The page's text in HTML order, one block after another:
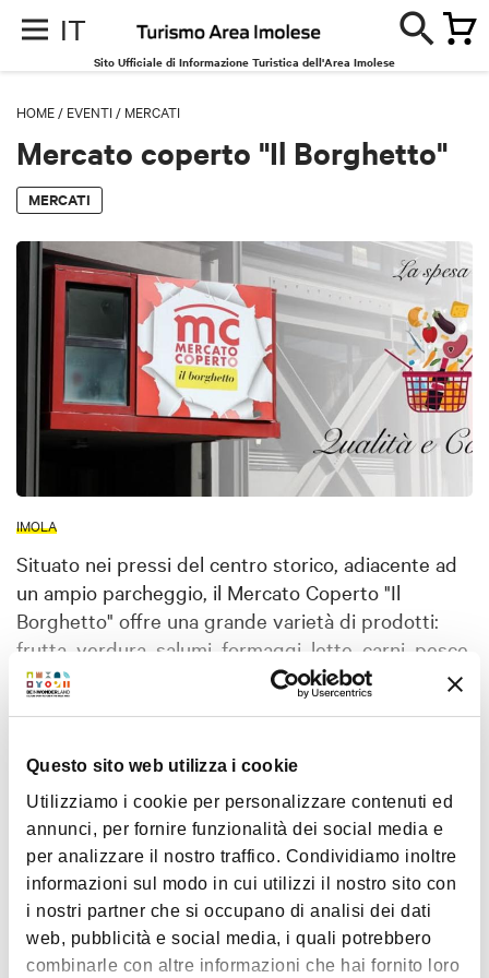
Questo sito web utilizza i cookie
Utilizziamo i cookie per personalizzare contenuti ed
annunci, per fornire funzionalità dei social media e
per analizzare il nostro traffico. Condividiamo inoltre
informazioni sul modo in cui utilizzi il nostro sito con
i nostri partner che si occupano di analisi dei dati
web, pubblicità e social media, i quali potrebbero
combinarle con altre informazioni che hai fornito loro
IT
Sito Ufficiale di Informazione Turistica dell'Area Imolese
HOME / EVENTI / MERCATI
Mercato coperto "Il Borghetto"
MERCATI
IMOLA
Situato nei pressi del centro storico, adiacente ad
un ampio parcheggio, il Mercato Coperto "Il
Borghetto" offre una grande varietà di prodotti:
frutta, verdura, salumi, formaggi, lette, carni, pesce,
pane, pasta, caffè, cioccolato.
Il "Borghetto" è un insieme di commercianti che
freschi, tipici della zona e di alta qualità, per
favorire un ritorno al passato, dove tra negoziante
e cliente si crea un rapporto di fiducia e
conoscenza reciproca, facendo si che quest'ultimo
si senta un po' come a casa nel far acquisti.
Mappa
+
−